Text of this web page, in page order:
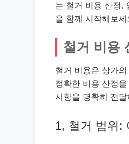
는 철거 비용 산정,
을 함께 시작해보세
철거 비용
철거 비용은 상가
정확한 비용 산정
사항을 명확히 전
1, 철거 범위: